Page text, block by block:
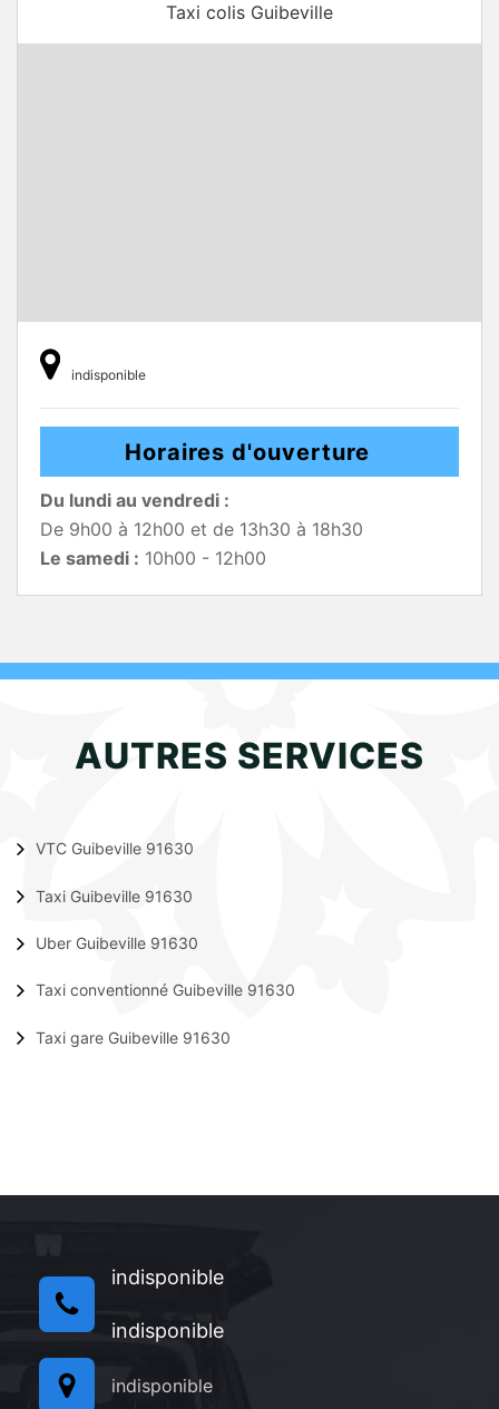
Taxi colis Guibeville
indisponible
Horaires d'ouverture
Du lundi au vendredi :
De 9h00 à 12h00 et de 13h30 à 18h30
Le samedi : 10h00 - 12h00
AUTRES SERVICES
VTC Guibeville 91630
Taxi Guibeville 91630
Uber Guibeville 91630
Taxi conventionné Guibeville 91630
Taxi gare Guibeville 91630
indisponible
indisponible
indisponible